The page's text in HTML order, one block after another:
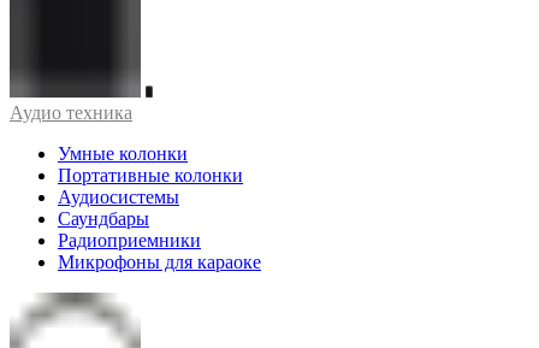
Аудио техника
Умные колонки
Портативные колонки
Аудиосистемы
Саундбары
Радиоприемники
Микрофоны для караоке